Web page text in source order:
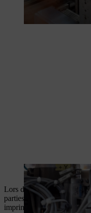
Le pignon de renvoi
Lors de la dernière étape
parties est peint avant la
imprimante numérique.